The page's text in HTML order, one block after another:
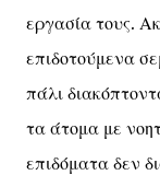
εργασία τους.
επιδοτούμενα
πάλι
τα άτομα με
επιδόματα δεν